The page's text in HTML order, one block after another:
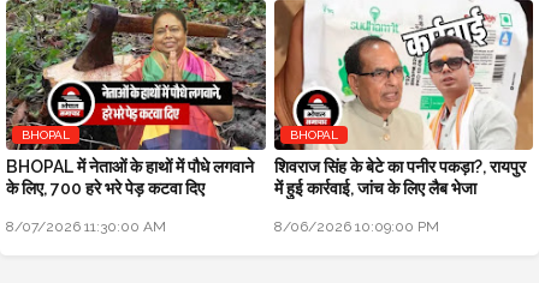
BHOPAL
BHOPAL में नेताओं के हाथों में पौधे लगवाने
के लिए, 700 हरे भरे पेड़ कटवा दिए
8/07/2026 11:30:00 AM
BHOPAL
शिवराज सिंह के बेटे का पनीर पकड़ा?, रायपुर
में हुई कार्रवाई, जांच के लिए लैब भेजा
8/06/2026 10:09:00 PM